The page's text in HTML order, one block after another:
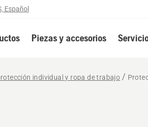
Español
Piezas y accesorios
individual y ropa de trabajo